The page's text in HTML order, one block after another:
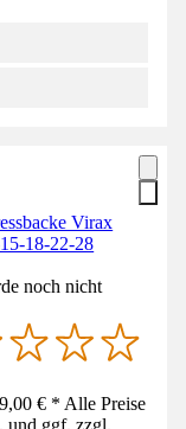
Virax
18-22-28
noch nicht
€ * Alle Preise